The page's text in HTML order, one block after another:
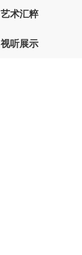
艺术汇粹
视听展示